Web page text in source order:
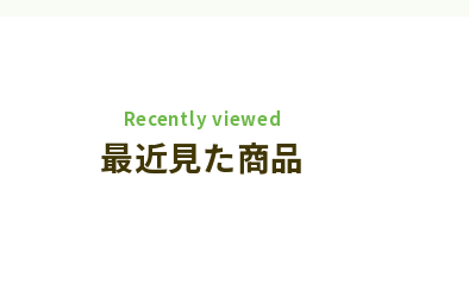
Recently viewed
最近見た商品